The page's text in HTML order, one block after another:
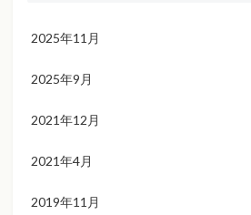
2025年11月
2025年9月
2021年12月
2021年4月
2019年11月